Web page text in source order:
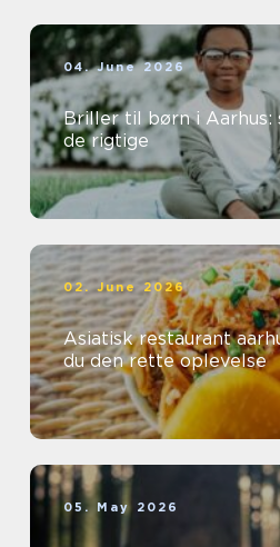
04. June 2026
Briller til børn i Aarhus:
de rigtige
02. June 2026
Asiatisk restaurant aarhus sådan
du den rette oplevelse
05. May 2026